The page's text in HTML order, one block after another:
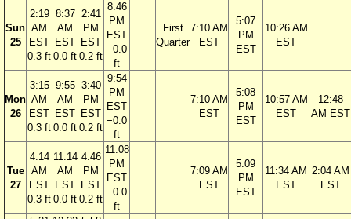
Sun
25
2:19
AM
EST
0.3 ft
8:37
AM
EST
0.0 ft
2:41
PM
EST
0.2 ft
8:46
PM
EST
−0.0
ft
First
Quarter
7:10 AM
EST
5:07
PM
EST
10:26 AM
EST
Mon
26
3:15
AM
EST
0.3 ft
9:55
AM
EST
0.0 ft
3:40
PM
EST
0.2 ft
9:54
PM
EST
−0.0
ft
7:10 AM
EST
5:08
PM
EST
10:57 AM
EST
12:48
AM EST
Tue
27
4:14
AM
EST
0.3 ft
11:14
AM
EST
0.0 ft
4:46
PM
EST
0.2 ft
11:08
PM
EST
−0.0
ft
7:09 AM
EST
5:09
PM
EST
11:34 AM
EST
2:04 AM
EST